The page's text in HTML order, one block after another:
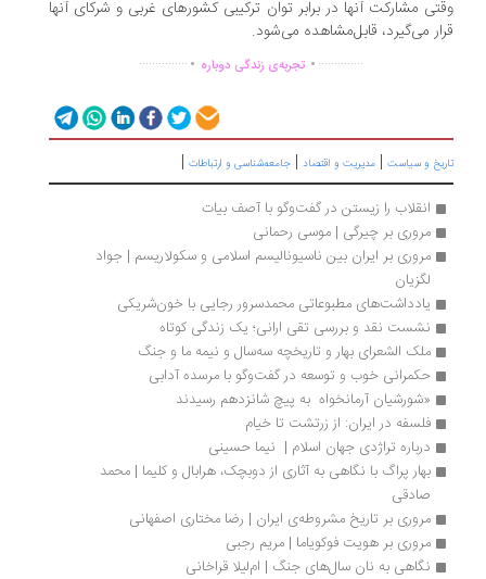
وقتی مشارکت آنها در برابر توان ترکیبی کشورهای غربی و شرکای آنها
قرار می‌گیرد، قابل‌مشاهده می‌شود.
............... . تجربه‌ی زندگی دوباره...............
تاریخ و سیاست | مدیریت و اقتصاد | جامعه‌شناسی و ارتباطات |
انقلاب را زیستن در گفت‌‏وگو با آصف بیات
مروری بر چیرگی | موسی ‌رحمانی
لگزیان
یادداشت‌‌های مطبوعاتی محمدسرور رجایی با خون‌شریکی
نشست نقد و بررسی تقی ارانی؛ یک زندگی کوتاه
ملک الشعرای بهار و تاریخچه سه‌سال و نیمه ما و جنگ
حکمرانی خوب و توسعه در گفت‌وگو با مرسده آدابی
«شورشیان آرمانخواه  به پیچ شانزدهم رسیدند
فلسفه در ایران: از زرتشت تا خیام
درباره تراژدی جهان اسلام |  نیما حسینی
صادقی
مروری بر تاریخ مشروطه‌ی ایران | رضا مختاری اصفهانی
مروری بر هویت فوکویاما | مریم رجبی
نگاهی به نان سال‌های جنگ | ام‌لیلا قراخانی